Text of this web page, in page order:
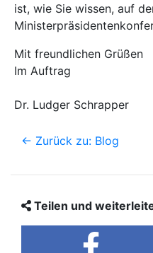
ist, wie Sie wissen, auf
Mit freundlichen Grüßen
Im Auftrag
Dr. Ludger Schrapper
<- Zurück zu: Blog
Teilen und